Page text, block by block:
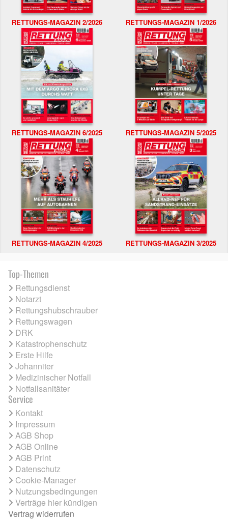
RETTUNGS-MAGAZIN 2/2026 RETTUNGS-MAGAZIN 1/2026
RETTUNGS-MAGAZIN 6/2025 RETTUNGS-MAGAZIN 5/2025
RETTUNGS-MAGAZIN 4/2025 RETTUNGS-MAGAZIN 3/2025
Top-Themen
Rettungsdienst
Notarzt
Rettungshubschrauber
Rettungswagen
DRK
Katastrophenschutz
Erste Hilfe
Johanniter
Medizinischer Notfall
Notfallsanitäter
Service
Kontakt
Impressum
AGB Shop
AGB Online
AGB Print
Datenschutz
Cookie-Manager
Nutzungsbedingungen
Verträge hier kündigen
Vertrag widerrufen